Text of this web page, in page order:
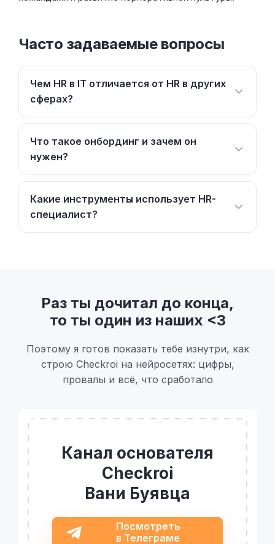
Часто задаваемые вопросы
Чем HR в IT отличается от HR в других
сферах?
Что такое онбординг и зачем он
нужен?
Какие инструменты использует HR-
специалист?
Раз ты дочитал до конца,
то ты один из наших <3
Поэтому я готов показать тебе изнутри, как
строю Checkroi на нейросетях: цифры,
провалы и всё, что сработало
Канал основателя
Checkroi
Вани Буявца
Посмотреть
в Телеграме